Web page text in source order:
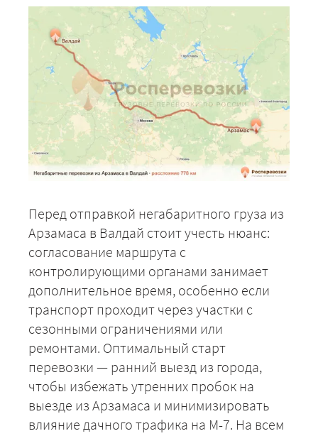
Перед отправкой негабаритного груза из
Арзамаса в Валдай стоит учесть нюанс:
согласование маршрута с
контролирующими органами занимает
дополнительное время, особенно если
транспорт проходит через участки с
сезонными ограничениями или
ремонтами. Оптимальный старт
перевозки — ранний выезд из города,
чтобы избежать утренних пробок на
выезде из Арзамаса и минимизировать
влияние дачного трафика на М-7. На всем